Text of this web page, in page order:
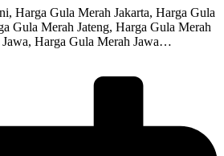
Harga Gula Merah Jakarta, Harga Gula
Gula Merah Jateng, Harga Gula Merah
Harga Gula Merah Jawa…